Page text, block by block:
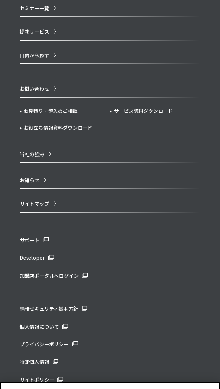
セミナー一覧
提携サービス
目的から探す
当社の強み
お知らせ
お問い合わせ
お見積り・導入のご相談 サービス資料ダウンロード
お役立ち情報資料ダウンロード
サイトマップ
サポート
Developer
加盟店ポータルへログイン
情報セキュリティ基本方針
個人情報について
プライバシーポリシー
特定個人情報
サイトポリシー